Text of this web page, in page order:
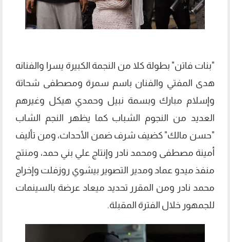
"بنات فاتن" بطولة كلا من النجمة الكبيرة يسرا والفنانه
هدى المفتي والفنان باسم سمرة ومصطفى شحاتة
وإسلام مبارك وبسمة نبيل وحمدي هيكل وغيرهم
العديد من النجوم الشباب كما يظهر النجم الشاب
"حسن مالك" كضيف شرف ضمن الأحداث، ومن تأليف
أمينة مصطفى ومحمد نادر وإنتاج علي بني حمد، ومنتج
منفذ ميدو عماد ومدير التصوير بيشوي روزفلت وإخراج
محمد نادر ومن المقرر تحديد ميعاد عرضة بالسينمات
للجمهور خلال الفترة المقبلة.